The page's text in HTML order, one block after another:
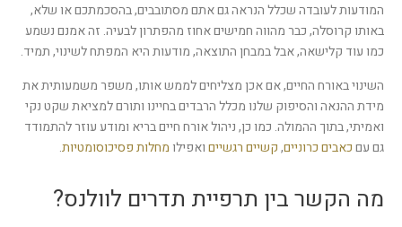
המודעות לעובדה שכלל הנראה גם אתם מסתובבים, בהסכמתכם או שלא,
באותו קרוסלה, כבר מהווה חמישים אחוז מהפתרון לבעיה. זה אמנם נשמע
כמו עוד קלישאה, אבל במבחן התוצאה, מודעות היא המפתח לשינוי, תמיד.
השינוי באורח החיים, אם אכן מצליחים לממש אותו, משפר משמעותית את
מידת ההנאה והסיפוק שלנו מכלל הרבדים בחיינו ותורם למציאת שקט נקי
ואמיתי, בתוך ההמולה. כמו כן, ניהול אורח חיים בריא ומודע עוזר להתמודד
גם עםכאבים כרוניים,קשיים רגשייםואפילו מחלות פסיכוסומטיות.
מה הקשר בין תרפיית תדרים לוולנס?